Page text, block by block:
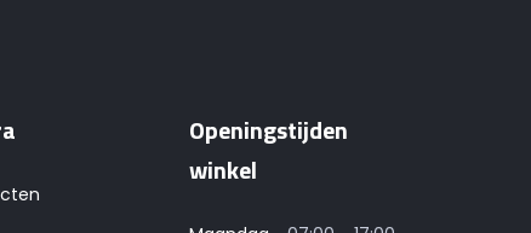
Openingstijden
winkel